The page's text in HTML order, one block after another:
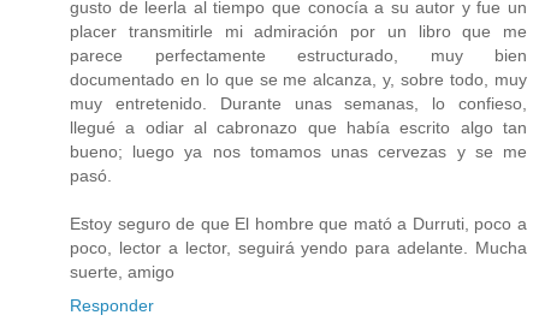
gusto de leerla al tiempo que conocía a su autor y fue un
placer transmitirle mi admiración por un libro que me
parece perfectamente estructurado, muy bien
documentado en lo que se me alcanza, y, sobre todo, muy
muy entretenido. Durante unas semanas, lo confieso,
llegué a odiar al cabronazo que había escrito algo tan
bueno; luego ya nos tomamos unas cervezas y se me
pasó.
Estoy seguro de que El hombre que mató a Durruti, poco a
poco, lector a lector, seguirá yendo para adelante. Mucha
suerte, amigo
Responder